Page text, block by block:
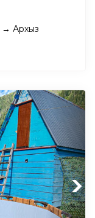
→ Архыз
Next